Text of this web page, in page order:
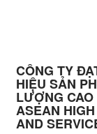
CÔNG TY
HIỆU SẢN
LƯỢNG
ASEAN
AND